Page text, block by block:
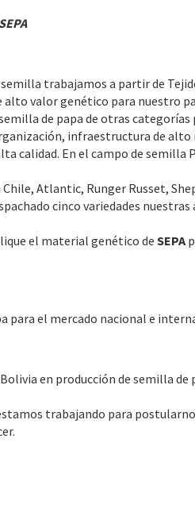
trabajamos a partir de
alto valor genético para nuestro
de papa de otras
infraestructura de alto
calidad. En el campo de
Atlantic, Runger Russet,
cinco variedades
el material genético de SEPA
para el mercado nacional e
en producción de semilla
trabajando para